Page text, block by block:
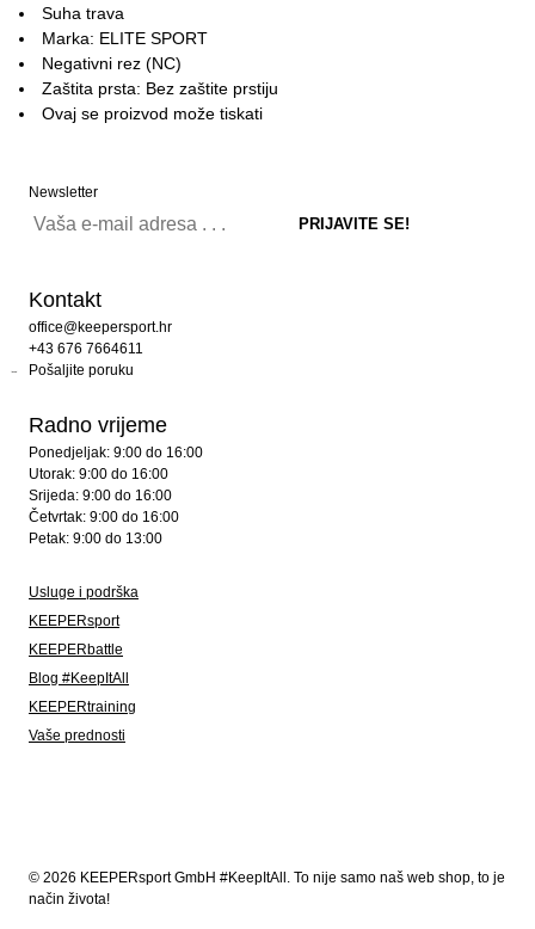
Suha trava
Marka: ELITE SPORT
Negativni rez (NC)
Zaštita prsta: Bez zaštite prstiju
Ovaj se proizvod može tiskati
Newsletter
Kontakt
office@keepersport.hr
+43 676 7664611
Pošaljite poruku
Radno vrijeme
Ponedjeljak: 9:00 do 16:00
Utorak: 9:00 do 16:00
Srijeda: 9:00 do 16:00
Četvrtak: 9:00 do 16:00
Petak: 9:00 do 13:00
Usluge i podrška
KEEPERsport
KEEPERbattle
Blog #KeepItAll
KEEPERtraining
Vaše prednosti
© 2026 KEEPERsport GmbH #KeepItAll. To nije samo naš web shop, to je
način života!